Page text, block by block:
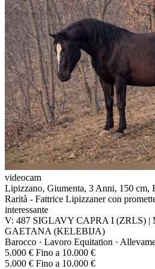
videocam
Lipizzano, Giumenta, 3 Anni, 150 cm,
Rarità - Fattrice Lipizzaner con
interessante
V: 487 SIGLAVY CAPRA I (ZRLS) |
GAETANA (KELEBIJA)
Barocco · Lavoro Equitation ·
5.000 € Fino a 10.000 €
5.000 € Fino a 10.000 €